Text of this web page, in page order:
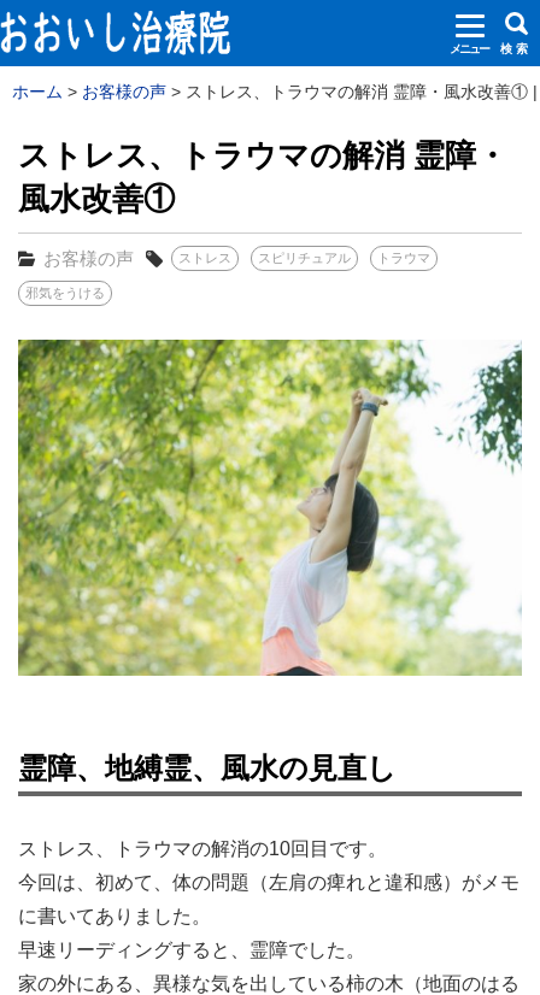
メニュー 検 索
ホーム お客様の声 ストレス、トラウマの解消 霊障・風水改善①
ストレス、トラウマの解消 霊障・
風水改善①
お客様の声 ストレス スピリチュアル トラウマ
邪気をうける
霊障、地縛霊、風水の見直し
ストレス、トラウマの解消の10回目です。
今回は、初めて、体の問題（左肩の痺れと違和感）がメモ
に書いてありました。
早速リーディングすると、霊障でした。
家の外にある、異様な気を出している柿の木（地面のはる